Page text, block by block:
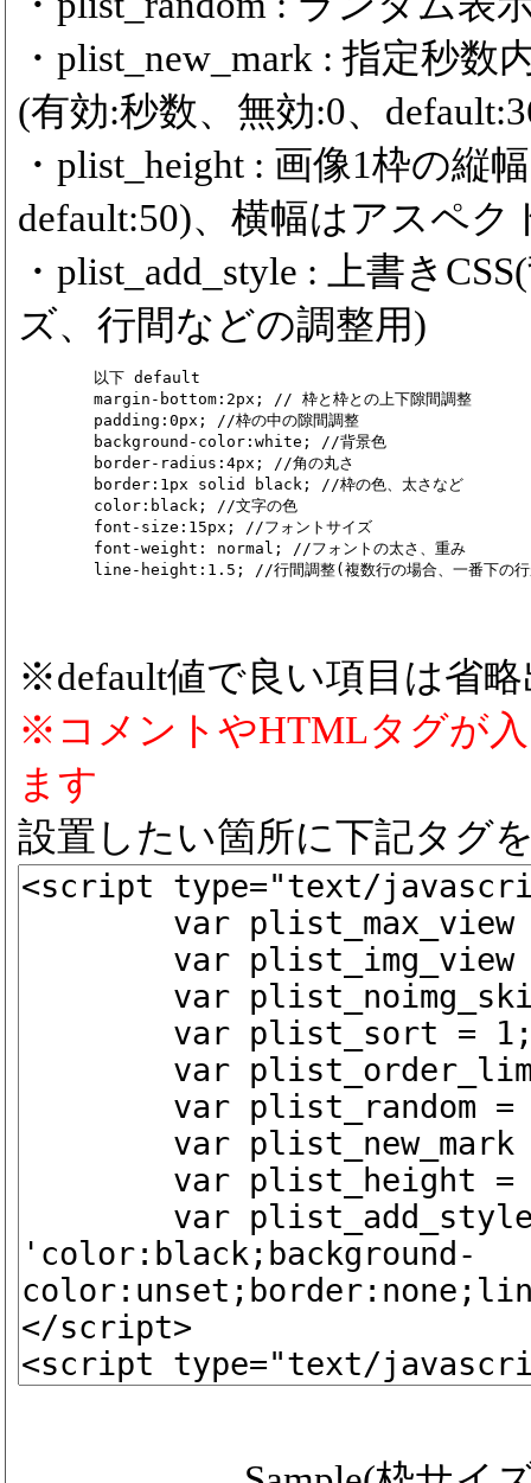
・plist_new_mark : 指定秒
(有効:秒数、無効:0、
・plist_height : 画像1枠の縦
default:50)、横幅はアスペク
・plist_add_style : 上書き
ズ、行間などの調整用)
※default値で良い項目は省
※コメントやHTMLタグが
ます
設置したい箇所に下記タグ